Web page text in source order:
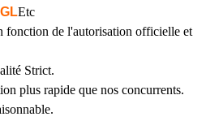
Etc
fonction de l'autorisation officielle et
Strict.
plus rapide que nos concurrents.